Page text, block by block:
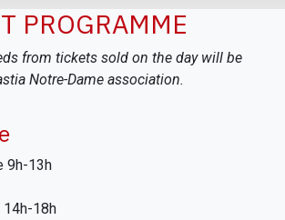
PROGRAMME
from tickets sold on the day will be
Notre-Dame association.
9h-13h
14h-18h